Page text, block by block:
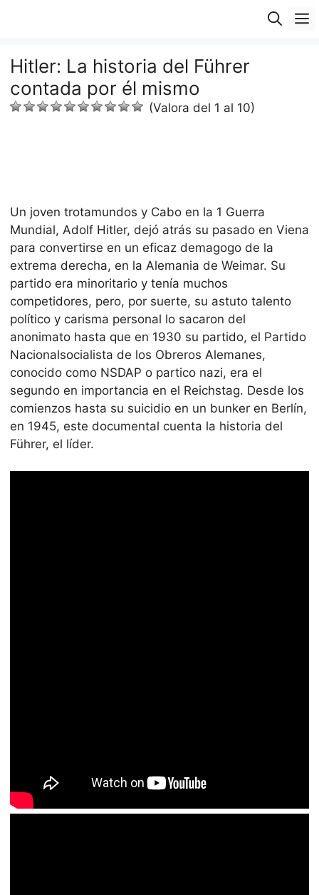
Hitler: La historia del Führer
contada por él mismo
(Valora del 1 al 10)
Un joven trotamundos y Cabo en la 1 Guerra
Mundial, Adolf Hitler, dejó atrás su pasado en Viena
para convertirse en un eficaz demagogo de la
extrema derecha, en la Alemania de Weimar. Su
partido era minoritario y tenía muchos
competidores, pero, por suerte, su astuto talento
político y carisma personal lo sacaron del
anonimato hasta que en 1930 su partido, el Partido
Nacionalsocialista de los Obreros Alemanes,
conocido como NSDAP o partico nazi, era el
segundo en importancia en el Reichstag. Desde los
comienzos hasta su suicidio en un bunker en Berlín,
en 1945, este documental cuenta la historia del
Führer, el líder.